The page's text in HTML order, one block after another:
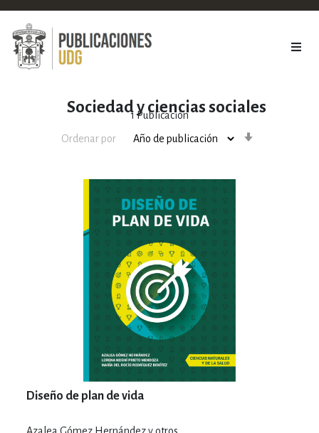
Sociedad y ciencias sociales
1Publicación
Ordenar por
Diseño de plan de vida